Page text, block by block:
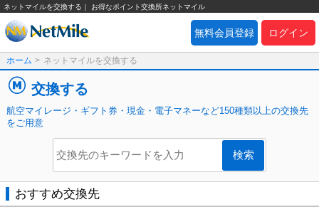
ネットマイルを交換する｜ お得なポイント交換所ネットマイル
ログイン
無料会員登録
ホーム > ネットマイルを交換する
交換する
航空マイレージ・ギフト券・現金・電子マネーなど150種類以上の交換先
をご用意
おすすめ交換先